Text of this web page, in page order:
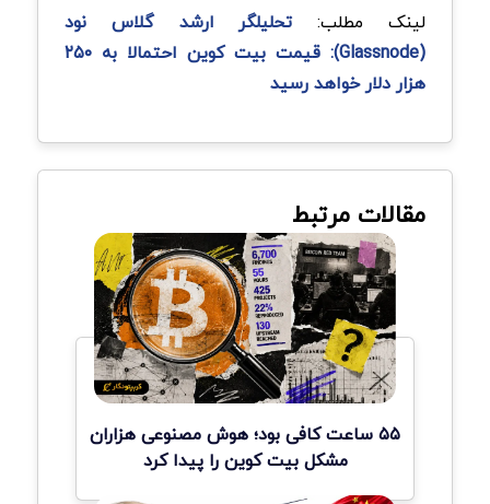
لینک مطلب: تحلیلگر ارشد گلاس نود
(Glassnode): قیمت بیت کوین احتمالا به ۲۵۰
هزار دلار خواهد رسید
مقالات مرتبط
۵۵ ساعت کافی بود؛ هوش مصنوعی هزاران
مشکل بیت کوین را پیدا کرد